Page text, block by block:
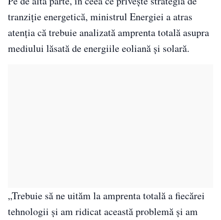
tranziţie energetică, ministrul Energiei a atras
atenţia că trebuie analizată amprenta totală asupra
mediului lăsată de energiile eoliană şi solară.
„Trebuie să ne uităm la amprenta totală a fiecărei
tehnologii şi am ridicat această problemă şi am